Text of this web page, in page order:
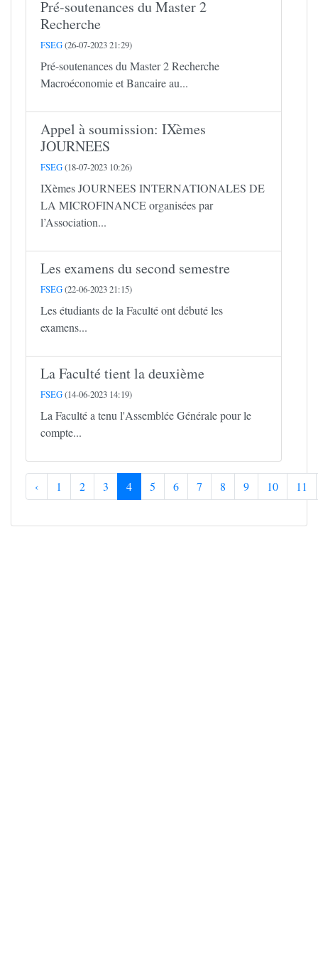
Pré-soutenances du Master 2
Recherche
FSEG(26-07-2023 21:29)
Pré-soutenances du Master 2 Recherche
Macroéconomie et Bancaire au...
Appel à soumission: IXèmes
JOURNEES
FSEG(18-07-2023 10:26)
IXèmes JOURNEES INTERNATIONALES DE
LA MICROFINANCE organisées par
l’Association...
Les examens du second semestre
FSEG(22-06-2023 21:15)
Les étudiants de la Faculté ont débuté les
examens...
La Faculté tient la deuxième
FSEG(14-06-2023 14:19)
La Faculté a tenu l'Assemblée Générale pour le
compte...
‹ 1 2 3 4 5 6 7 8 9 10 11